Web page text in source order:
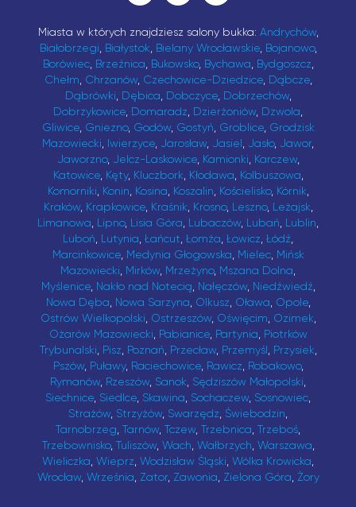
Miasta w których znajdziesz salony bukka: Andrychów,
Białobrzegi, Białystok, Bielany Wrocławskie, Bojanowo,
Borówiec, Brzeźnica, Bukowsko, Bychawa, Bydgoszcz,
Chełm, Chrzanów, Czechowice-Dziedzice, Dąbcze,
Dąbrówki, Dębica, Dobczyce, Dobrzechów,
Dobrzykowice, Domaradz, Dzierżoniów, Dzwola,
Gliwice, Gniezno, Godów, Gostyń, Groblice, Grodzisk
Mazowiecki, Iwierzyce, Jarosław, Jasiel, Jasło, Jawor,
Jaworzno, Jelcz-Laskowice, Kamionki, Karczew,
Katowice, Kęty, Kluczbork, Kłodawa, Kolbuszowa,
Komorniki, Konin, Kosina, Koszalin, Kościelisko, Kórnik,
Kraków, Krapkowice, Kraśnik, Krosno, Leszno, Leżajsk,
Limanowa, Lipno, Lisia Góra, Lubaczów, Lubań, Lublin,
Luboń, Lutynia, Łańcut, Łomża, Łowicz, Łódź,
Marcinkowice, Medynia Głogowska, Mielec, Mińsk
Mazowiecki, Mirków, Mrzeżyno, Mszana Dolna,
Myślenice, Nakło nad Notecią, Nałęczów, Niedźwiedź,
Nowa Dęba, Nowa Sarzyna, Olkusz, Oława, Opole,
Ostrów Wielkopolski, Ostrzeszów, Oświęcim, Ozimek,
Ożarów Mazowiecki, Pabianice, Partynia, Piotrków
Trybunalski, Pisz, Poznań, Przecław, Przemyśl, Przysiek,
Pszów, Puławy, Raciechowice, Rawicz, Robakowo,
Rymanów, Rzeszów, Sanok, Sędziszów Małopolski,
Siechnice, Siedlce, Skawina, Sochaczew, Sosnowiec,
Strażów, Strzyżów, Swarzędz, Świebodzin,
Tarnobrzeg, Tarnów, Tczew, Trzebnica, Trzeboś,
Trzebownisko, Tuliszów, Wach, Wałbrzych, Warszawa,
Wieliczka, Wieprz, Wodzisław Śląski, Wólka Krowicka,
Wrocław, Września, Zator, Zawonia, Zielona Góra, Żory